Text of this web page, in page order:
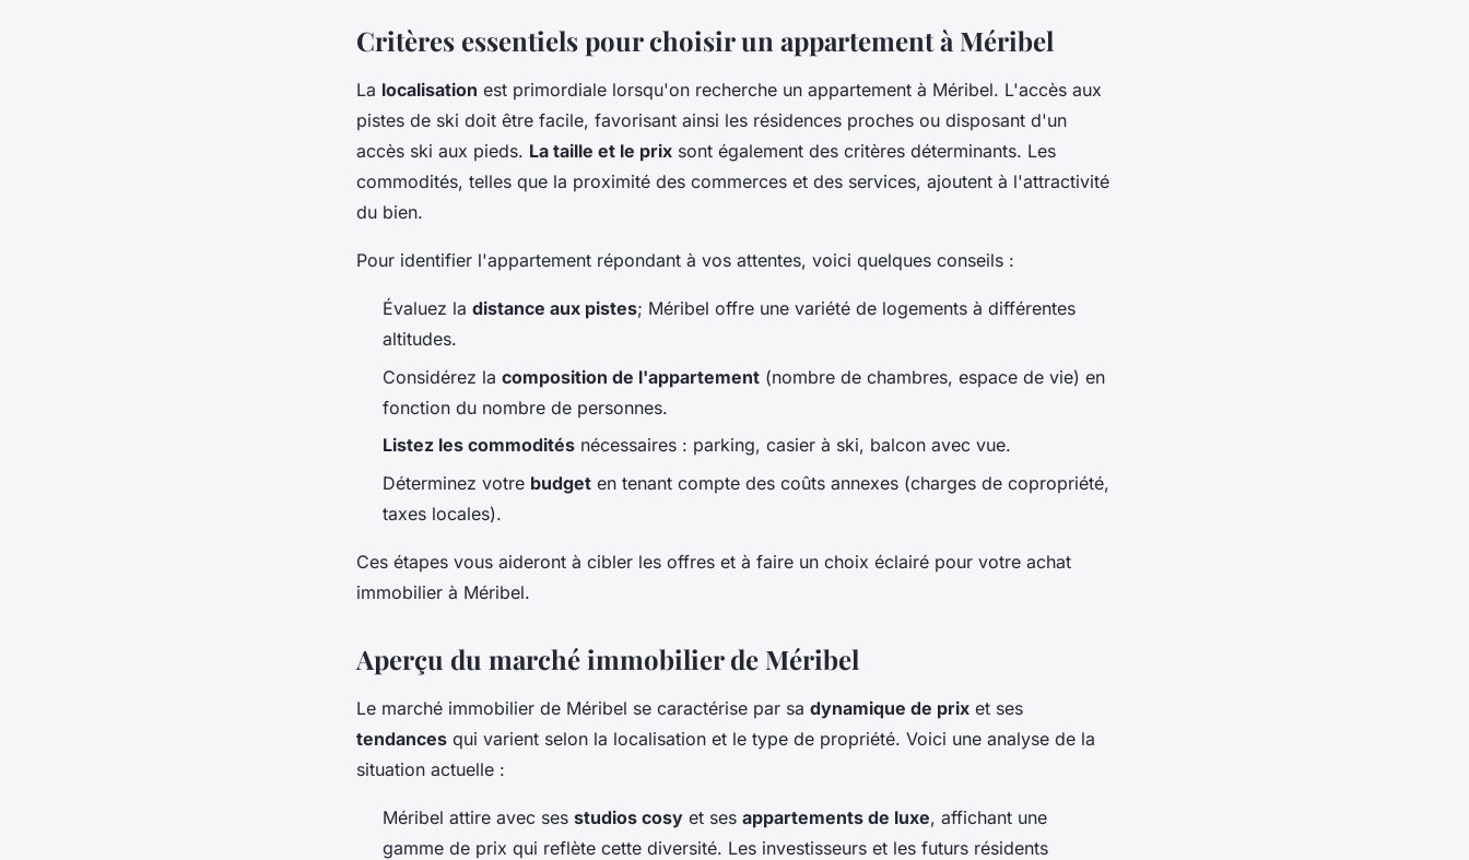
Critères essentiels pour choisir un appartement à Méribel
La localisation est primordiale lorsqu'on recherche un appartement à Méribel. L'accès aux
pistes de ski doit être facile, favorisant ainsi les résidences proches ou disposant d'un
accès ski aux pieds. La taille et le prix sont également des critères déterminants. Les
commodités, telles que la proximité des commerces et des services, ajoutent à l'attractivité
du bien.
Pour identifier l'appartement répondant à vos attentes, voici quelques conseils :
Évaluez la distance aux pistes; Méribel offre une variété de logements à différentes
altitudes.
Considérez la composition de l'appartement (nombre de chambres, espace de vie) en
fonction du nombre de personnes.
Listez les commodités nécessaires : parking, casier à ski, balcon avec vue.
Déterminez votre budget en tenant compte des coûts annexes (charges de copropriété,
taxes locales).
Ces étapes vous aideront à cibler les offres et à faire un choix éclairé pour votre achat
immobilier à Méribel.
Aperçu du marché immobilier de Méribel
Le marché immobilier de Méribel se caractérise par sa dynamique de prix et ses
tendances qui varient selon la localisation et le type de propriété. Voici une analyse de la
situation actuelle :
Méribel attire avec ses studios cosy et ses appartements de luxe, affichant une
gamme de prix qui reflète cette diversité. Les investisseurs et les futurs résidents